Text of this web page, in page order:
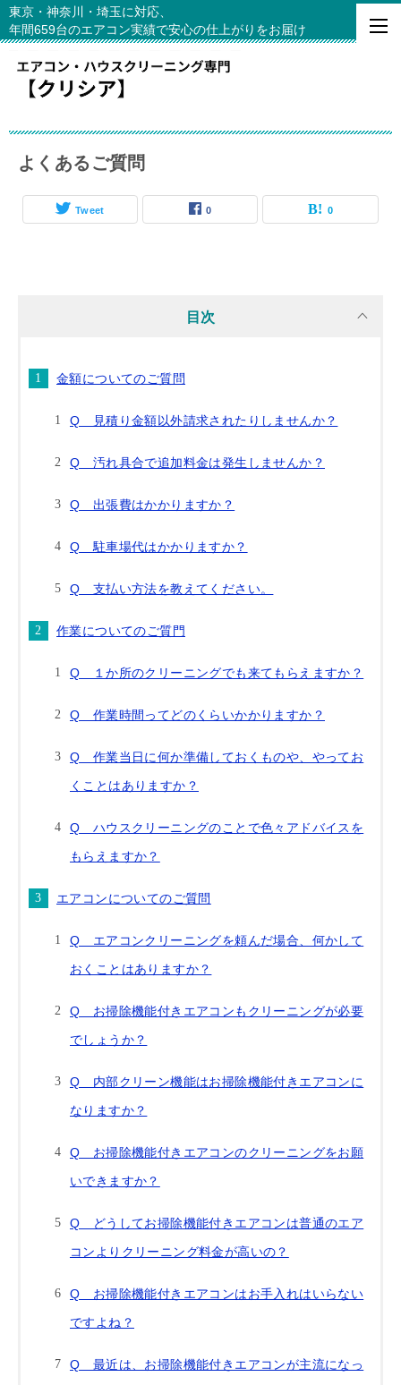
東京・神奈川・埼玉に対応、
年間659台のエアコン実績で安心の仕上がりをお届け
よくあるご質問
Tweet 0 0
目次
金額についてのご質問
Q 見積り金額以外請求されたりしませんか？
Q 汚れ具合で追加料金は発生しませんか？
Q 出張費はかかりますか？
Q 駐車場代はかかりますか？
Q 支払い方法を教えてください。
作業についてのご質門
Q １か所のクリーニングでも来てもらえますか？
Q 作業時間ってどのくらいかかりますか？
Q 作業当日に何か準備しておくものや、やってお
くことはありますか？
Q ハウスクリーニングのことで色々アドバイスを
もらえますか？
エアコンについてのご質問
Q エアコンクリーニングを頼んだ場合、何かして
おくことはありますか？
Q お掃除機能付きエアコンもクリーニングが必要
でしょうか？
Q 内部クリーン機能はお掃除機能付きエアコンに
なりますか？
Q お掃除機能付きエアコンのクリーニングをお願
いできますか？
Q どうしてお掃除機能付きエアコンは普通のエア
コンよりクリーニング料金が高いの？
Q お掃除機能付きエアコンはお手入れはいらない
ですよね？
Q 最近は、お掃除機能付きエアコンが主流になっ